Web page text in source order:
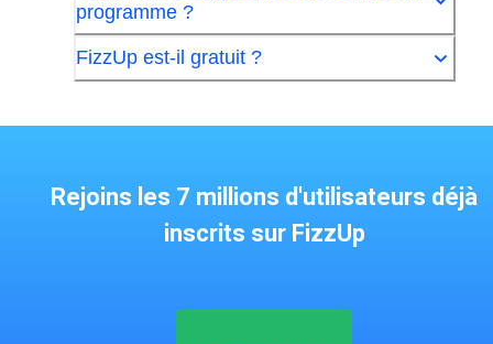
programme ?
FizzUp est-il gratuit ?
Rejoins les 7 millions d'utilisateurs déjà
inscrits sur FizzUp